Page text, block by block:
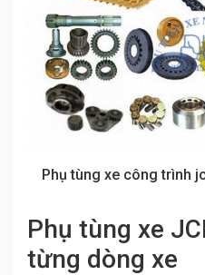
Phụ tùng xe công trình
Phụ tùng xe
từng dòng xe